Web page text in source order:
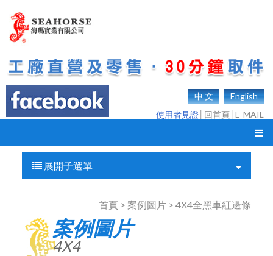
中 文
English
使用者見證 回首頁 E-MAIL
展開子選單
首頁 > 案例圖片 > 4X4全黑車紅邊條
案例圖片
4X4